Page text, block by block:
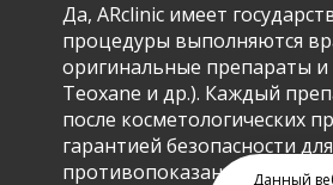
Да, ARclinic имеет
процедуры выполняются
оригинальные препараты
Teoxane и др.). Каждый
после косметологических
гарантией безопасности
противопоказаний. МыДанный